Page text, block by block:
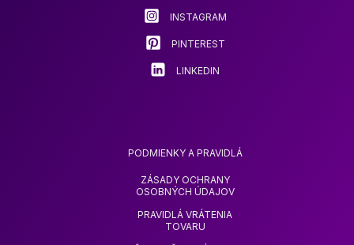
stránke
produktu.
INSTAGRAM
PINTEREST
LINKEDIN
PODMIENKY A PRAVIDLÁ
ZÁSADY OCHRANY
OSOBNÝCH ÚDAJOV
PRAVIDLÁ VRÁTENIA
TOVARU